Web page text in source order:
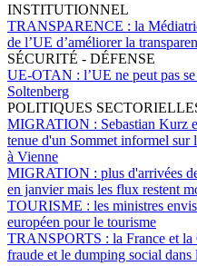
INSTITUTIONNEL
TRANSPARENCE : la
de l’UE d’améliorer la
SÉCURITÉ - DÉFENSE
UE-OTAN : l’UE ne peut pas
Soltenberg
POLITIQUES
MIGRATION : Sebastian Kurz
tenue d'un Sommet informel sur
à Vienne
MIGRATION : plus d'arrivées
en janvier mais les flux restent
TOURISME : les ministres
européen pour le tourisme
TRANSPORTS : la France et
fraude et le dumping social dans